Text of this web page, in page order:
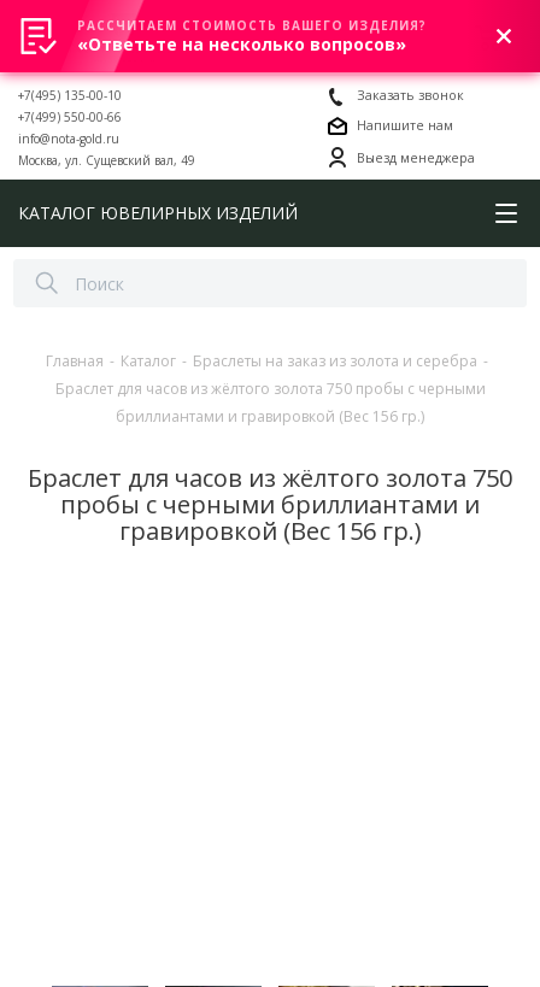
0
+7(495) 135-00-10
+7(499) 550-00-66
info@nota-gold.ru
Москва, ул. Сущевский вал, 49
Заказать звонок
Напишите нам
Выезд менеджера
КАТАЛОГ ЮВЕЛИРНЫХ ИЗДЕЛИЙ
Главная - Каталог - Браслеты на заказ из золота и серебра -
Браслет для часов из жёлтого золота 750 пробы с черными
бриллиантами и гравировкой (Вес 156 гр.)
Браслет для часов из жёлтого золота 750
пробы с черными бриллиантами и
гравировкой (Вес 156 гр.)
РАССЧИТАЕМ СТОИМОСТЬ ВАШЕГО ИЗДЕЛИЯ?
«Ответьте на несколько вопросов»